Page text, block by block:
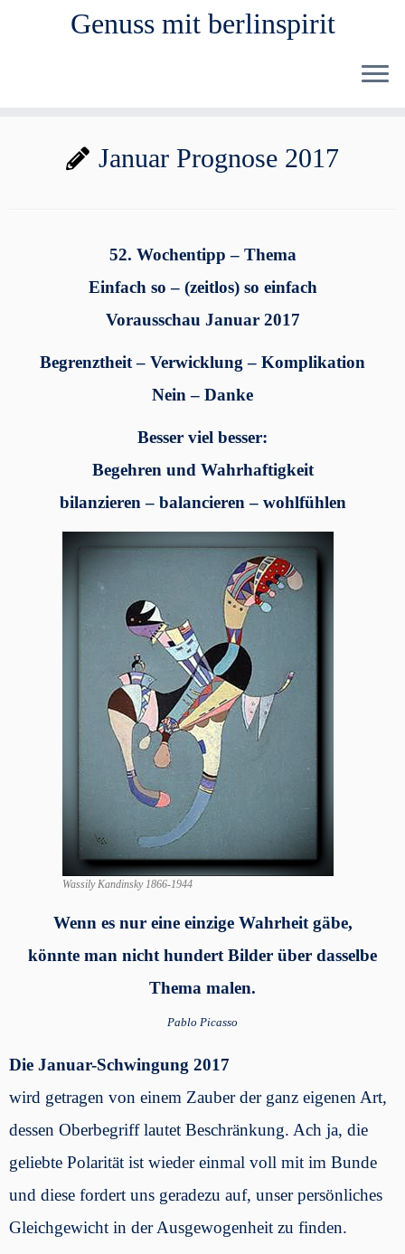
Genuss mit berlinspirit
Januar Prognose 2017
52. Wochentipp – Thema
Einfach so – (zeitlos) so einfach
Vorausschau Januar 2017
Begrenztheit – Verwicklung – Komplikation
Nein – Danke
Besser viel besser:
Begehren und Wahrhaftigkeit
bilanzieren – balancieren – wohlfühlen
Wassily Kandinsky 1866-1944
Wenn es nur eine einzige Wahrheit gäbe,
könnte man nicht hundert Bilder über dasselbe
Thema malen.
Pablo Picasso
Die Januar-Schwingung 2017
wird getragen von einem Zauber der ganz eigenen Art,
dessen Oberbegriff lautet Beschränkung. Ach ja, die
geliebte Polarität ist wieder einmal voll mit im Bunde
und diese fordert uns geradezu auf, unser persönliches
Gleichgewicht in der Ausgewogenheit zu finden.